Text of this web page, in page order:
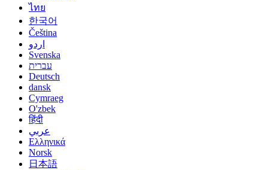
ไทย
한국어
Čeština
اردو
Svenska
עברית
Deutsch
dansk
Cymraeg
O'zbek
हिंदी
عربي
Ελληνικά
Norsk
日本語